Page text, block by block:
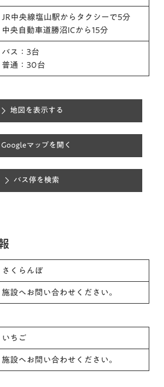
JR中央線塩山駅からタクシーで5分
中央自動車道勝沼ICから15分
バス：3台
普通：30台
地図を表示する
Googleマップを開く
バス停を検索
さくらんぼ
施設へお問い合わせください。
いちご
施設へお問い合わせください。